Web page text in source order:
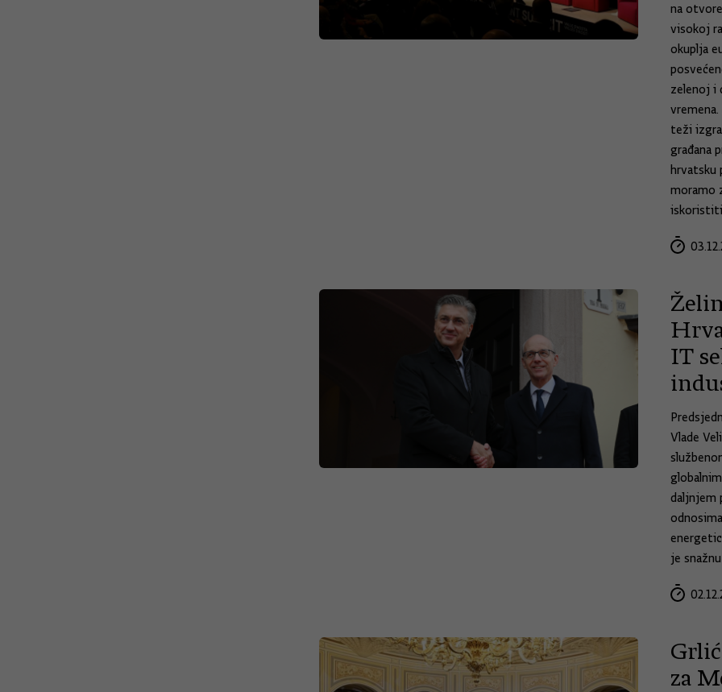
na
visokoj
okuplja
zelenoj i
teži
građana
hrvatsku
moramo
IT
Vlade
daljnjem
je
za